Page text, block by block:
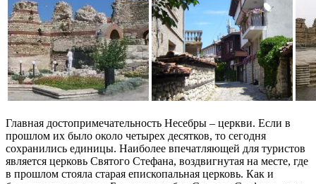
Главная достопримечательность Несебры – церкви. Если в
прошлом их было около четырех десятков, то сегодня
сохранились единицы. Наиболее впечатляющей для туристов
является церковь Святого Стефана, воздвигнутая на месте, где
в прошлом стояла старая епископальная церковь. Как и